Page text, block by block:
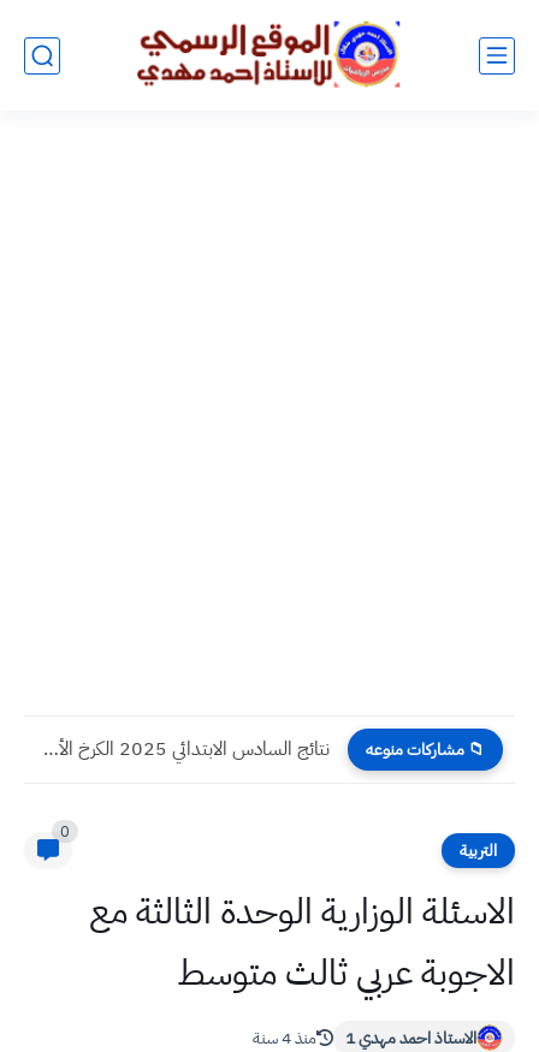
📁 مشاركات منوعه أسئلة واجوبة الاحياء الدور الأول 2025 صف الثالث المتوسط
التربية
0
الاسئلة الوزارية الوحدة الثالثة مع
الاجوبة عربي ثالث متوسط
الاستاذ احمد مهدي 1 منذ 4 سنة